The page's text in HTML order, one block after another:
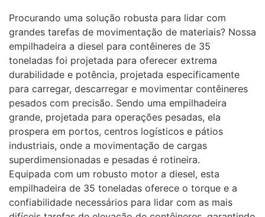
Procurando uma solução robusta para lidar com
grandes tarefas de movimentação de materiais? Nossa
empilhadeira a diesel para contêineres de 35
toneladas foi projetada para oferecer extrema
durabilidade e potência, projetada especificamente
para carregar, descarregar e movimentar contêineres
pesados com precisão. Sendo uma empilhadeira
grande, projetada para operações pesadas, ela
prospera em portos, centros logísticos e pátios
industriais, onde a movimentação de cargas
superdimensionadas e pesadas é rotineira.
Equipada com um robusto motor a diesel, esta
empilhadeira de 35 toneladas oferece o torque e a
confiabilidade necessários para lidar com as mais